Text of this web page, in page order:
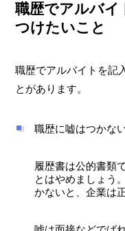
職歴でアルバイ
つけたいこと
職歴でアルバイトを記
とがあります。
職歴に嘘はつかな
履歴書は公的書類
とはやめましょう
かないと、企業は